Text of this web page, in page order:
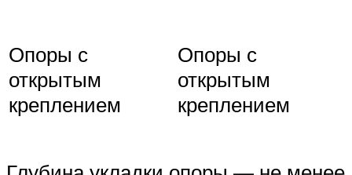
Опоры с
открытым
креплением
Опоры с
открытым
креплением